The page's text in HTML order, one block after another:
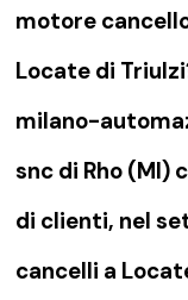
motore
Locate di
milano-
snc di Rho (MI)
di clienti, nel
cancelli a